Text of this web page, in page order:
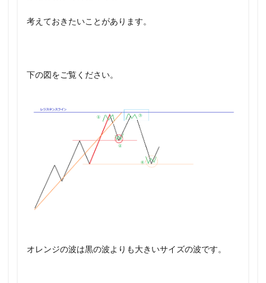
考えておきたいことがあります。
下の図をご覧ください。
オレンジの波は黒の波よりも大きいサイズの波です。